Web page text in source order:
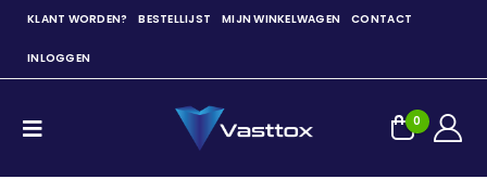
KLANT WORDEN? BESTELLIJST MIJN WINKELWAGEN CONTACT
INLOGGEN
0